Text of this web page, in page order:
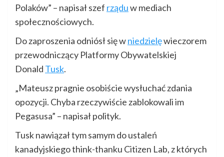
Polaków” – napisał szef rząduw mediach
społecznościowych.
Do zaproszenia odniósł się wniedzielęwieczorem
przewodniczący Platformy Obywatelskiej
Donald Tusk.
„Mateusz pragnie osobiście wysłuchać zdania
opozycji. Chyba rzeczywiście zablokowali im
Pegasusa” – napisał polityk.
Tusk nawiązał tym samym do ustaleń
kanadyjskiego think-thanku Citizen Lab, z których